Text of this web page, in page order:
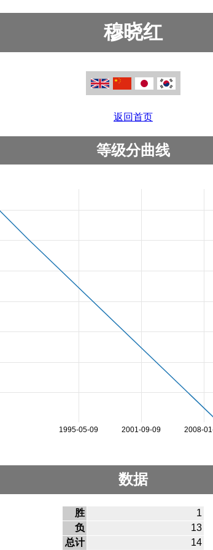
穆晓红
返回首页
等级分曲线
1995-05-09 2001-09-09 2008-
数据
胜
1
负
13
总计
14